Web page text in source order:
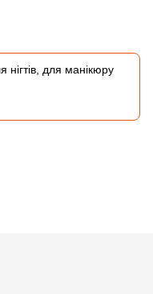
нігтів, для манікюру